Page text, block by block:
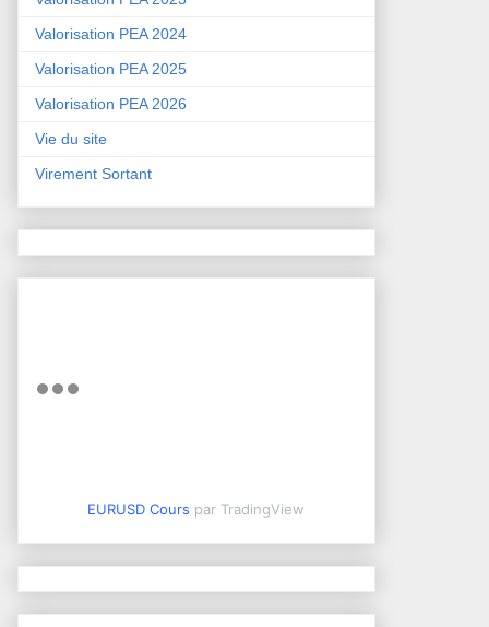
Valorisation PEA 2024
Valorisation PEA 2025
Valorisation PEA 2026
Vie du site
Virement Sortant
EURUSD Cours par TradingView